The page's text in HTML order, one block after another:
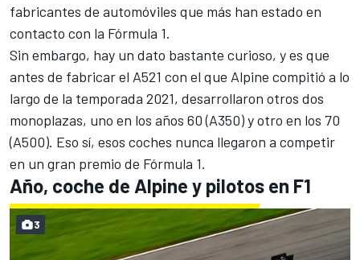
fabricantes de automóviles que más han estado en
contacto con la Fórmula 1.
Sin embargo, hay un dato bastante curioso, y es que
antes de fabricar el A521 con el que Alpine compitió a lo
largo de la temporada 2021, desarrollaron otros dos
monoplazas, uno en los años 60 (A350) y otro en los 70
(A500). Eso sí, esos coches nunca llegaron a competir
en un gran premio de Fórmula 1.
Año, coche de Alpine y pilotos en F1
3